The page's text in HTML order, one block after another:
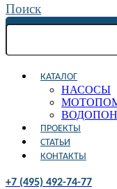
Поиск
КАТАЛОГ
НАСОСЫ
ПРОЕКТЫ
СТАТЬИ
КОНТАКТЫ
+7 (495) 492-74-77